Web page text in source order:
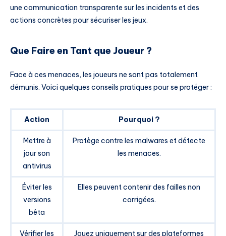
une communication transparente sur les incidents et des
actions concrètes pour sécuriser les jeux.
Que Faire en Tant que Joueur ?
Face à ces menaces, les joueurs ne sont pas totalement
démunis. Voici quelques conseils pratiques pour se protéger :
Action Pourquoi ?
Mettre à
jour son
antivirus
Protège contre les malwares et détecte
les menaces.
Éviter les
versions
bêta
Elles peuvent contenir des failles non
corrigées.
Vérifier les
Jouez uniquement sur des plateformes